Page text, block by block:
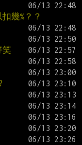
幾%？？
笑